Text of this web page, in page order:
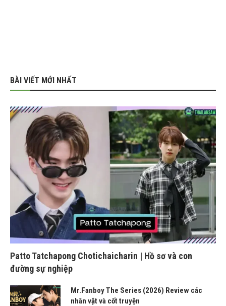
BÀI VIẾT MỚI NHẤT
Patto Tatchapong Chotichaicharin | Hồ sơ và con
đường sự nghiệp
Mr.Fanboy The Series (2026) Review các
nhân vật và cốt truyện